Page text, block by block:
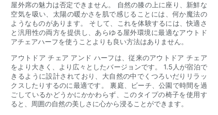
屋外席の魅力は否定できません。 自然の膝の上に座り、新鮮な
空気を吸い、太陽の暖かさを肌で感じることには、何か魔法の
ようなものがあります。 そして、これを体験するには、快適さ
と汎用性の両方を提供し、あらゆる屋外環境に最適なアウトド
アチェアハーフを使うことよりも良い方法はありません。
アウトドア チェア アンド ハーフは、従来のアウトドア チェア
をより大きく、より広々としたバージョンです。 1.5人が宿泊で
きるように設計されており、大自然の中でくつろいだりリラッ
クスしたりするのに最適です。 裏庭、ビーチ、公園で時間を過
ごしているかどうかにかかわらず、このタイプの椅子を使用す
ると、周囲の自然の美しさに心から浸ることができます。